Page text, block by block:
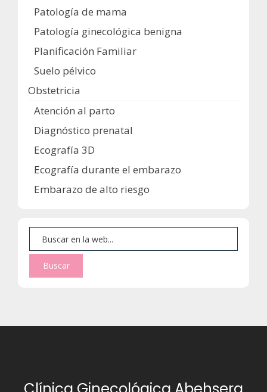
Patología de mama
Patología ginecológica benigna
Planificación Familiar
Suelo pélvico
Obstetricia
Atención al parto
Diagnóstico prenatal
Ecografía 3D
Ecografía durante el embarazo
Embarazo de alto riesgo